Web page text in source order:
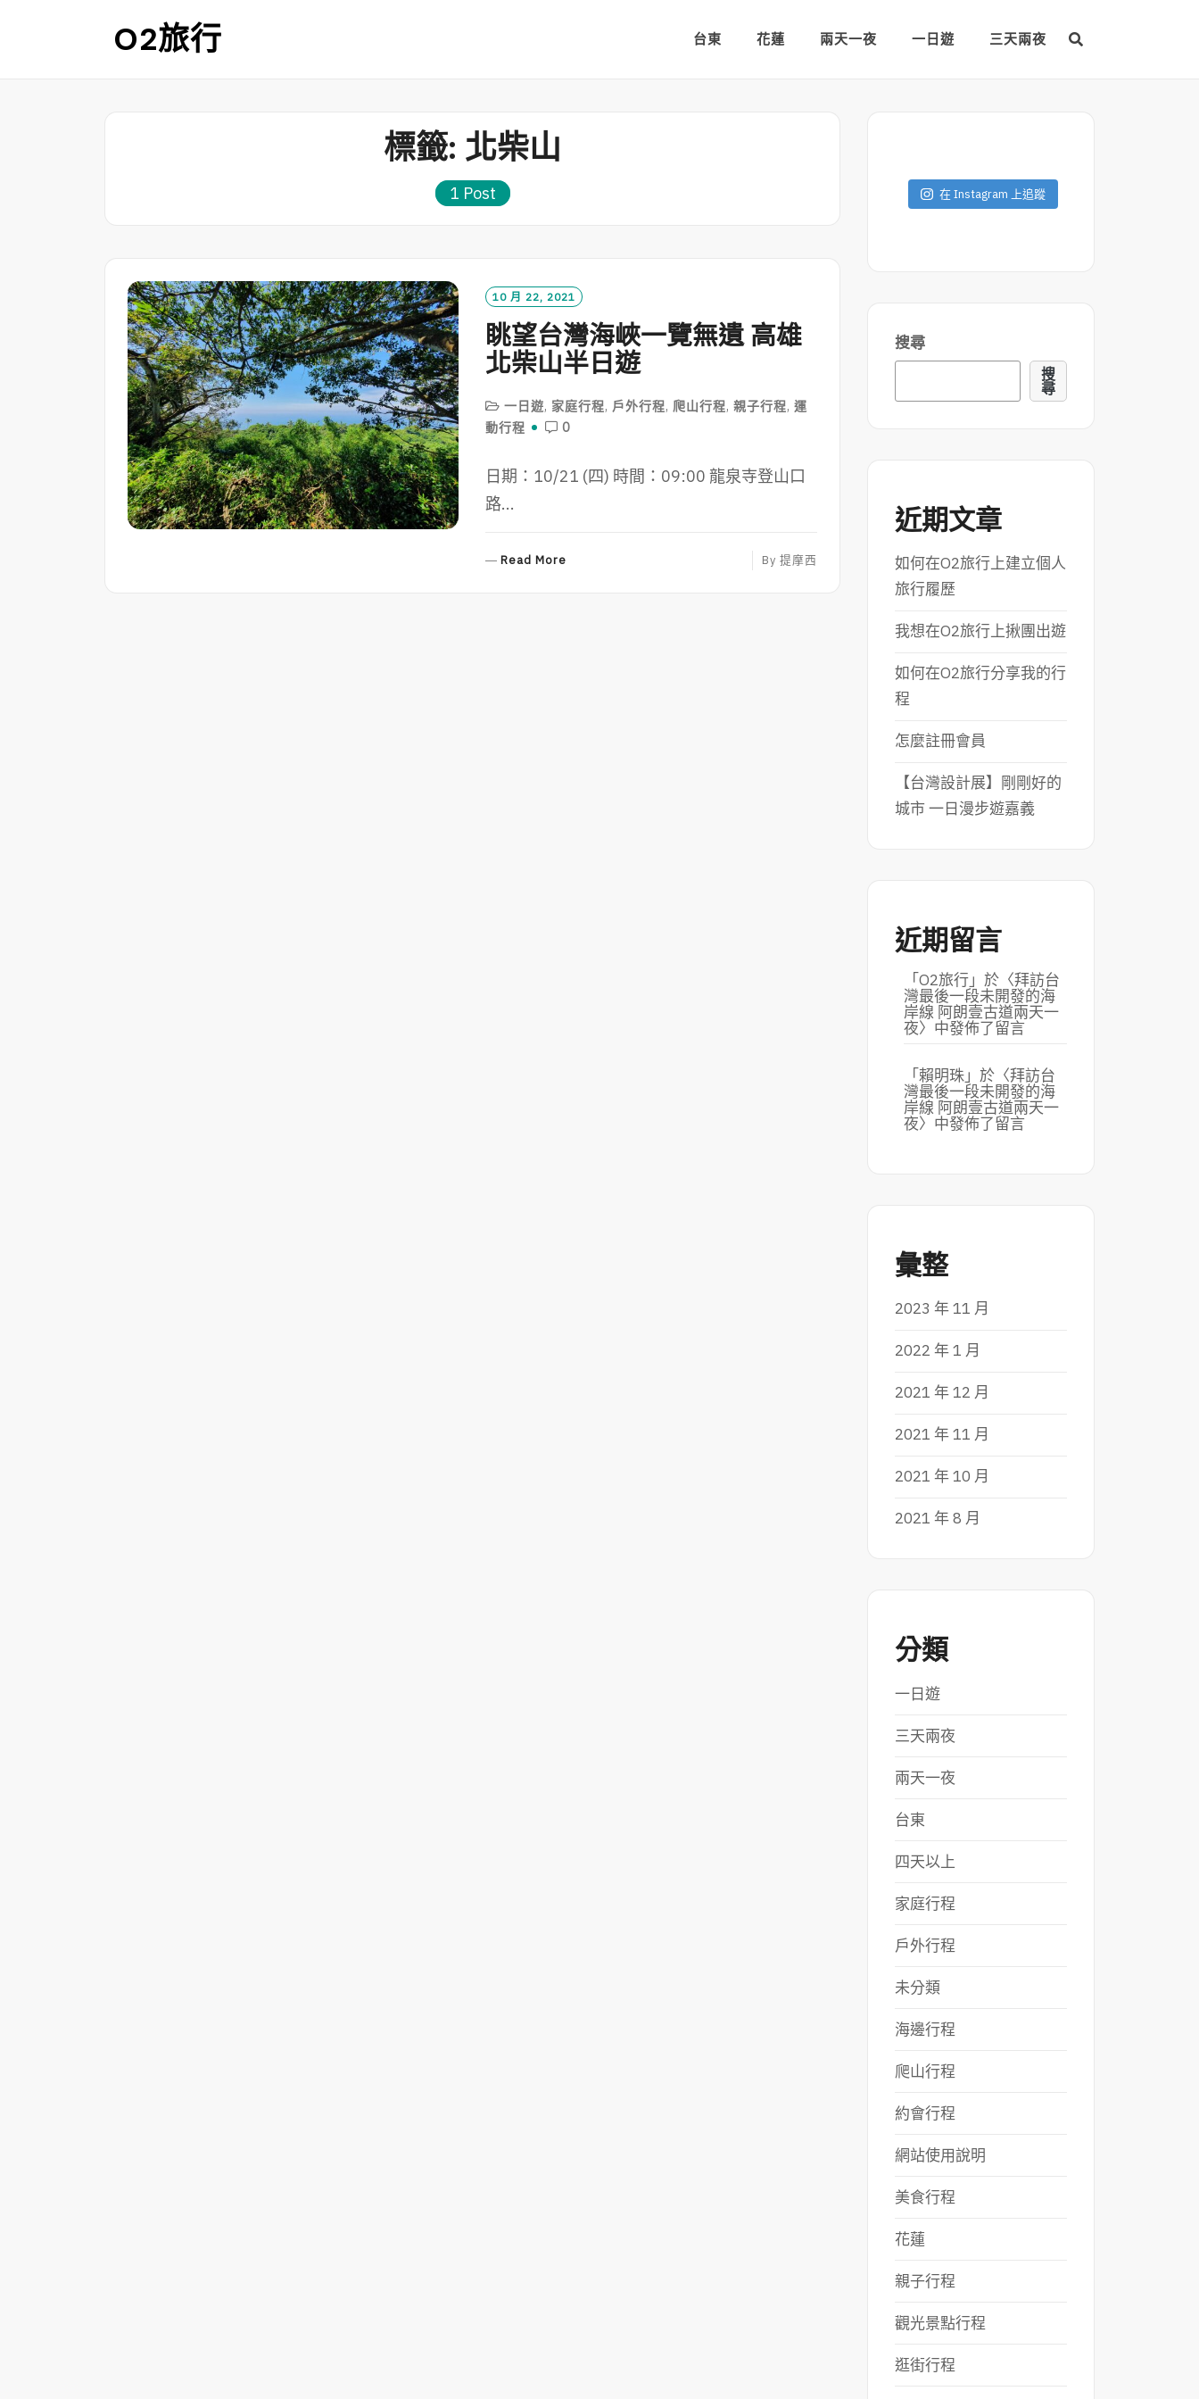
O2旅行 台東 花蓮 兩天一夜 一日遊 三天兩夜
標籤: 北柴山
1 Post
10 月 22, 2021
眺望台灣海峽一覽無遺 高雄
北柴山半日遊
一日遊, 家庭行程, 戶外行程, 爬山行程,親子行程,運
動行程
0
日期：10/21 (四) 時間：09:00 龍泉寺登山口
路...
Read More By 提摩西
在 Instagram 上追蹤
搜尋
搜
尋
近期文章
如何在O2旅行上建立個人
旅行履歷
我想在O2旅行上揪團出遊
如何在O2旅行分享我的行
程
怎麼註冊會員
【台灣設計展】剛剛好的
城市 一日漫步遊嘉義
近期留言
「O2旅行」於〈拜訪台
灣最後一段未開發的海
岸線 阿朗壹古道兩天一
夜〉中發佈了留言
「賴明珠」於〈拜訪台
灣最後一段未開發的海
岸線 阿朗壹古道兩天一
夜〉中發佈了留言
彙整
2023 年 11 月
2022 年 1 月
2021 年 12 月
2021 年 11 月
2021 年 10 月
2021 年 8 月
分類
一日遊
三天兩夜
兩天一夜
台東
四天以上
家庭行程
戶外行程
未分類
海邊行程
爬山行程
約會行程
網站使用說明
美食行程
花蓮
親子行程
觀光景點行程
逛街行程